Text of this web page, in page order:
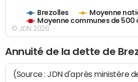
Brezolles
Moyenne
Moyenne communes de
© JDN 2026
Annuité de la dette de
(Source : JDN d'après ministère